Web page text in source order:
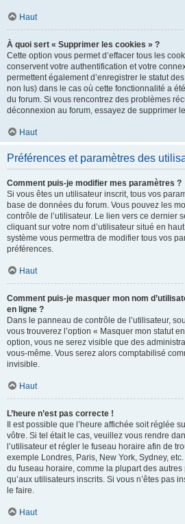
Haut
À quoi sert « Supprimer les cookies » ?
Cette option vous permet d’effacer tous les
conservent votre authentification et votre
permettent également d’enregistrer le statut
non lus) dans le cas où cette fonctionnalité a
du forum. Si vous rencontrez des problèmes
déconnexion au forum, essayez de supprimer
Haut
Préférences et paramètres des
Comment puis-je modifier mes paramètres ?
Si vous êtes un utilisateur inscrit, tous vos
base de données du forum. Vous pouvez les
contrôle de l’utilisateur. Le lien vers ce dernier
cliquant sur votre nom d’utilisateur situé en
système vous permettra de modifier tous vos
préférences.
Haut
Comment puis-je masquer mon nom
en ligne ?
Dans le panneau de contrôle de l’utilisateur,
vous trouverez l’option « Masquer mon statut
option, vous ne serez visible que des
vous-même. Vous serez alors comptabilisé
invisible.
Haut
L’heure n’est pas correcte !
Il est possible que l’heure affichée soit réglée
vôtre. Si tel était le cas, veuillez vous rendre
l’utilisateur et régler le fuseau horaire afin de
exemple Londres, Paris, New York, Sydney,
du fuseau horaire, comme la plupart des autres
qu’aux utilisateurs inscrits. Si vous n’êtes pas
le faire.
Haut